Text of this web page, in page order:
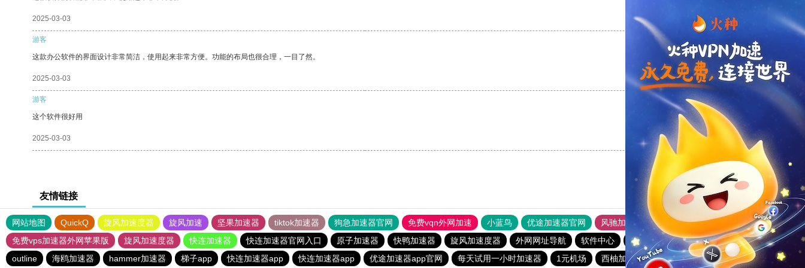
2025-03-03 支持
游客
这款办公软件的界面设计非常简洁，使用起来非常方便。功能的布局也很合理，一目了然。
2025-03-03 支持[0] 反对[0]
游客
这个软件很好用
2025-03-03 支持[0] 反对[0]
友情链接
网站地图 QuickQ 旋风加速度器 旋风加速 坚果加速器 tiktok加速器 狗急加速器官网 免费vqn外网加速 小蓝鸟 优途加速器官网 风驰加速器
旋风加速器
免费vps加速器外网苹果版
旋风加速度器 快连加速器 快连加速器官网入口 原子加速器 快鸭加速器 旋风加速度器 外网网址导航 软件中心 雷霆加速 狂飙加速器
哔咔漫画
outline
海鸥加速器 hammer加速器 梯子app 快连加速器app 快连加速器app 优途加速器app官网 每天试用一小时加速器 1元机场 西柚加速器 飞鸟加速器